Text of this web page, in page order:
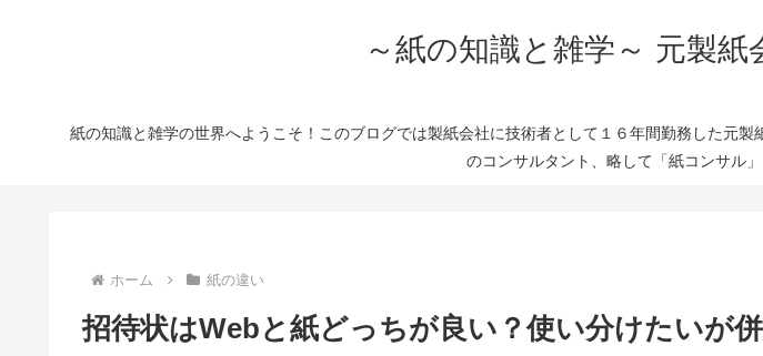
～紙の知識と雑学～ 元製
紙の知識と雑学の世界へようこそ！このブログでは製紙会社に技術者として１６年間勤務した元
のコンサルタント、略して「紙コンサル
ホーム 紙の違い
招待状はWebと紙どっちが良い？使い分けたいが